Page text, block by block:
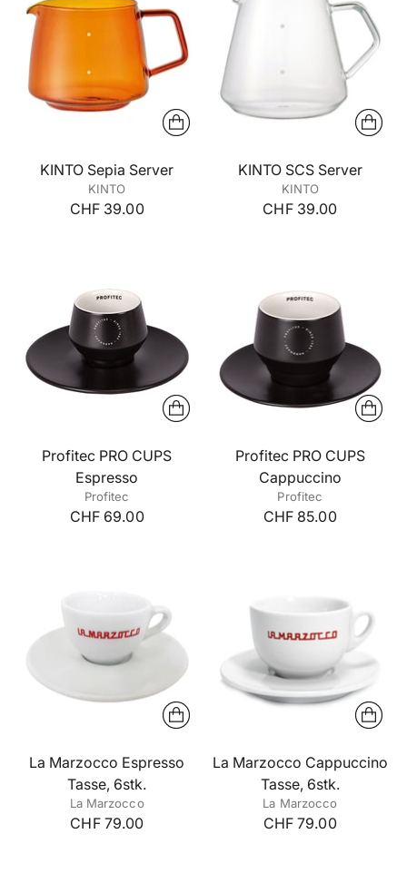
KINTO Sepia Server
KINTO
CHF 39.00
KINTO SCS Server
KINTO
CHF 39.00
Profitec PRO CUPS
Espresso
Profitec
CHF 69.00
Profitec PRO CUPS
Cappuccino
Profitec
CHF 85.00
La Marzocco Espresso
Tasse, 6stk.
La Marzocco
CHF 79.00
La Marzocco Cappuccino
Tasse, 6stk.
La Marzocco
CHF 79.00